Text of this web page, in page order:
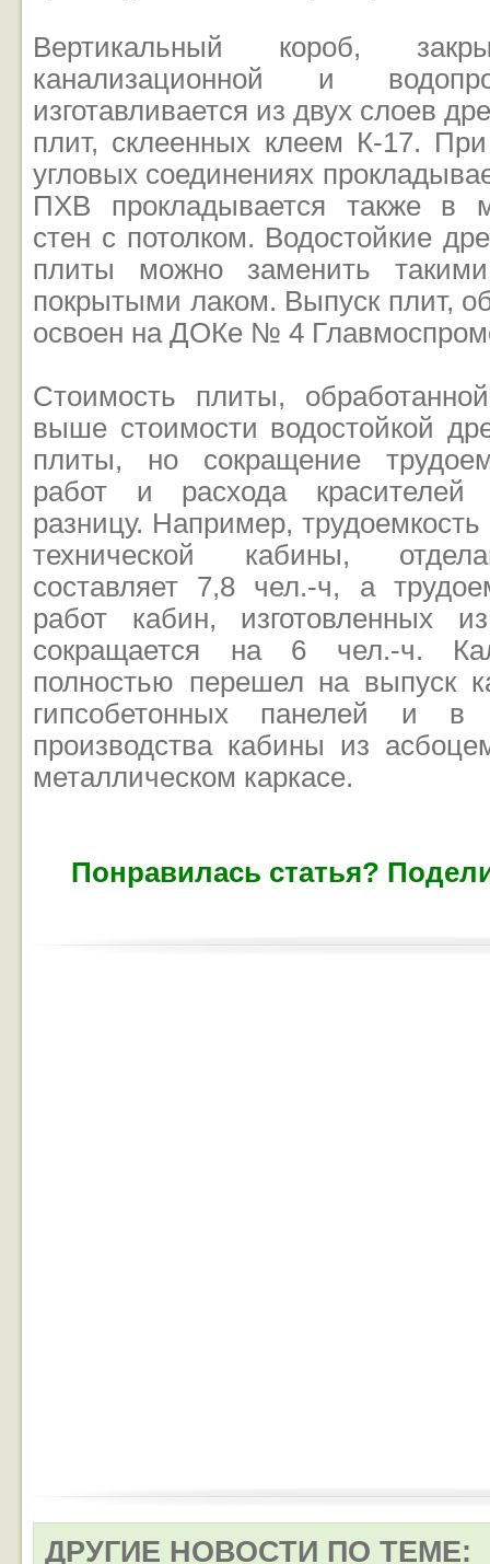
Вертикальный короб,
канализационной и
изготавливается из двух слоев
плит, склеенных клеем К-17.
угловых соединениях
ПХВ прокладывается также в
стен с потолком. Водостойкие
плиты можно заменить
покрытыми лаком. Выпуск плит,
освоен на ДОКе № 4
Стоимость плиты,
выше стоимости водостойкой
плиты, но сокращение
работ и расхода красителей
разницу. Например, трудоемкость
технической кабины,
составляет 7,8 чел.-ч, а
работ кабин, изготовленных
сокращается на 6 чел.-ч.
полностью перешел на выпуск
гипсобетонных панелей и
производства кабины из
металлическом каркасе.
Понравилась статья?
ДРУГИЕ НОВОСТИ ПО ТЕМЕ: